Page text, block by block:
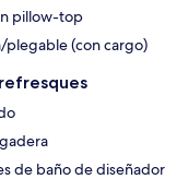
pillow-top
plegable (con cargo)
de baño de diseñador